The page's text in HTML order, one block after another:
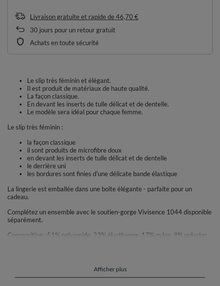
Livraison gratuite et rapidede46,70 €
30 jours pour un retour gratuit
Achats en toute sécurité
Le slip très féminin et élégant.
Il est produit de matériaux de haute qualité.
La façon classique.
En devant les inserts de tulle délicat et de dentelle.
Le modèle sera idéal pour chaque femme.
Le slip très féminin :
la façon classique
il sont produits de microfibre doux
en devant les inserts de tulle délicat et de dentelle
le derrière uni
les bordures sont finies d'une délicate bande élastique
La lingerie est emballée dans une boîte élégante - parfaite pour un
cadeau.
Complétez un ensemble avec le soutien-gorge Vivisence 1044 disponible
séparément.
Composition : 51% polyamide, 23% élasthanne, 17% nylon, 9% polyster
Afficher plus